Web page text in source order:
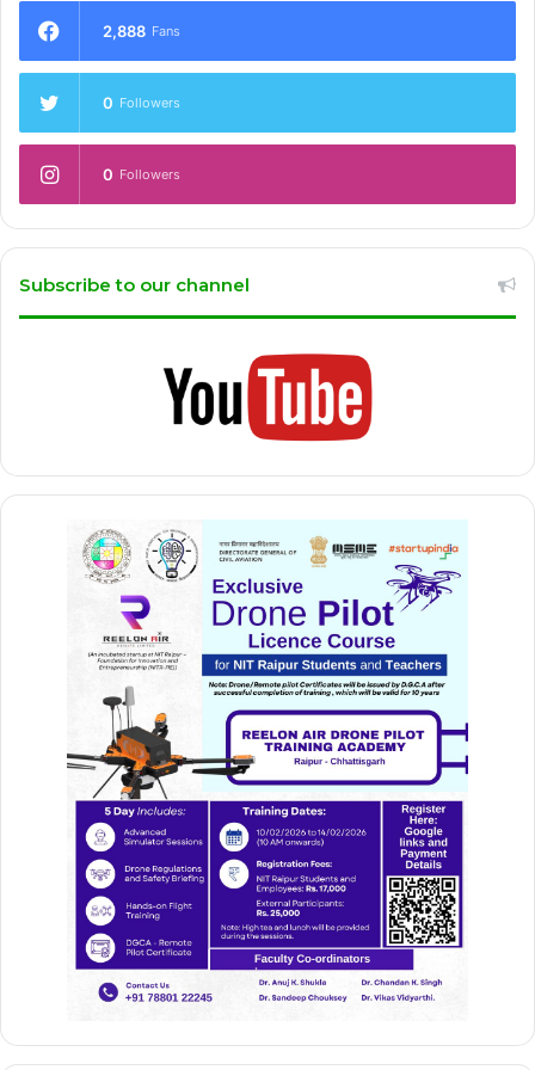
2,888 Fans
0 Followers
0 Followers
Subscribe to our channel